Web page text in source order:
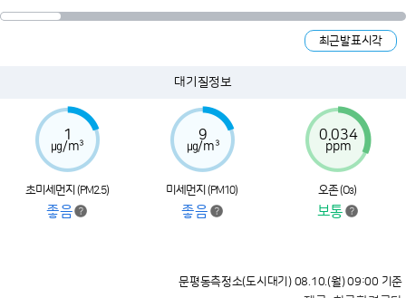
최근발표시각
대기질정보
초미세먼지 (PM2.5)
1
㎍/m³
좋음
미세먼지 (PM10)
9
㎍/m³
좋음
오존(O3)
0.034
ppm
보통
나쁨
매우나쁨
문평동측정소(도시대기) 08.10.(월) 09:00 기준